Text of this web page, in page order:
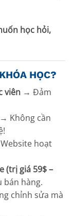
học hỏi,
HỌC?
viên → Đảm
Không cần
hoạt
(trị giá 59$ –
bán hàng.
chỉnh sửa mà